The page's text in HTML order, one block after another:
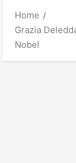
Home
Grazia
Nobel